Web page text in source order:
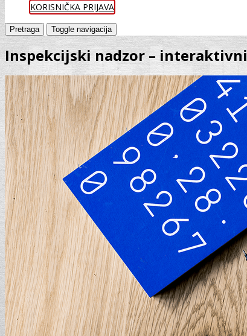
KORISNIČKA PRIJAVA
Pretraga Toggle navigacija
Inspekcijski nadzor –